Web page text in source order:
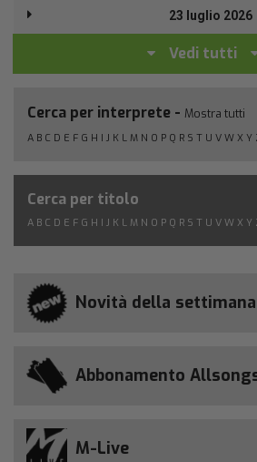
23 luglio 2026
Vedi tutti
Cerca per interprete - Mostra tutti
A B C D E F G H I J K L M N O P Q R S T U V W X Y
Cerca per titolo
A B C D E F G H I J K L M N O P Q R S T U V W X Y
Novità della settimana
Abbonamento
M-Live